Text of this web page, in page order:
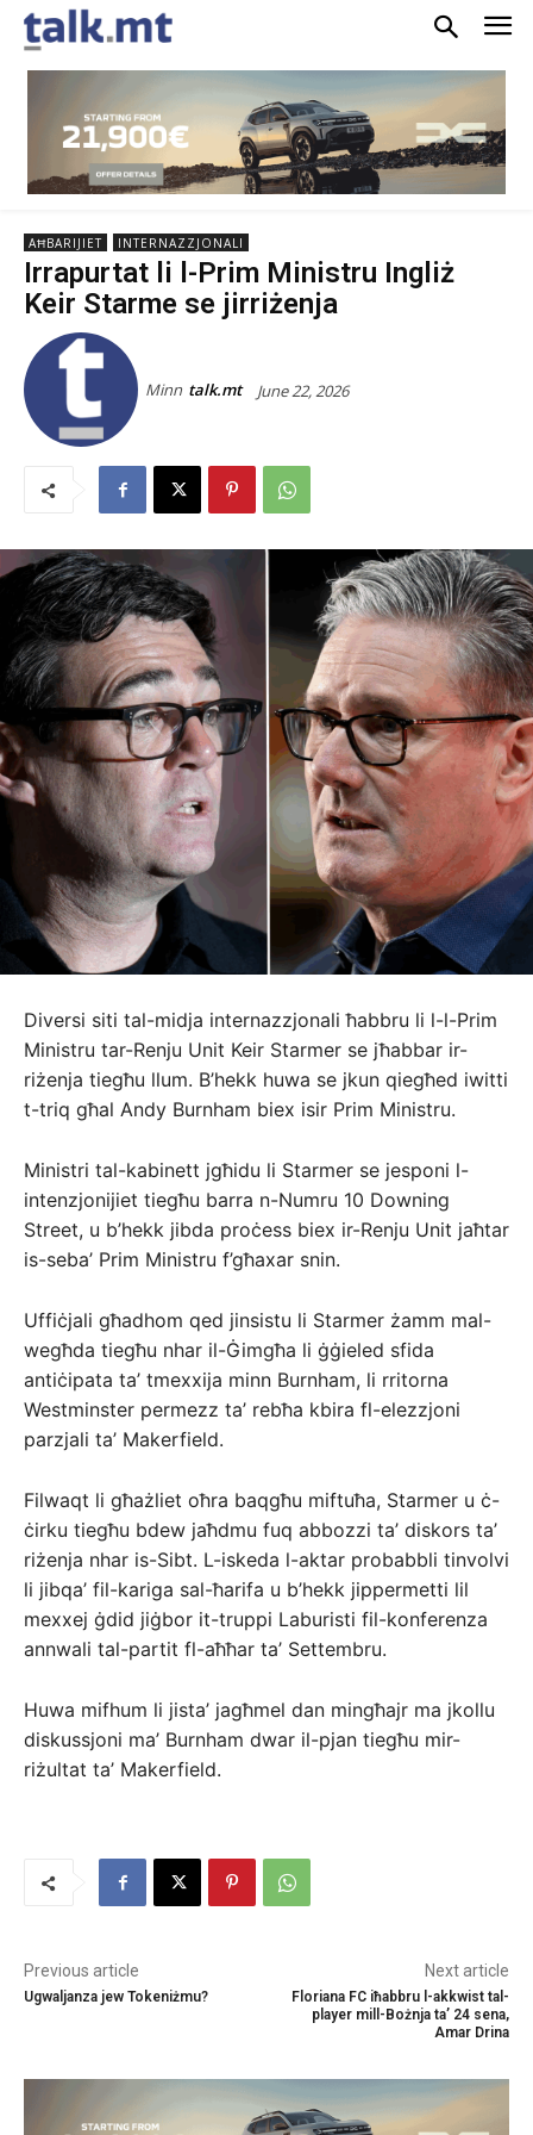
AĦBARIJIET INTERNAZZJONALI
Irrapurtat li l-Prim Ministru Ingliż
Keir Starme se jirriżenja
Minn talk.mt June 22, 2026
Diversi siti tal-midja internazzjonali ħabbru li l-l-Prim
Ministru tar-Renju Unit Keir Starmer se jħabbar ir-
riżenja tiegħu llum. B’hekk huwa se jkun qiegħed iwitti
t-triq għal Andy Burnham biex isir Prim Ministru.
Ministri tal-kabinett jgħidu li Starmer se jesponi l-
intenzjonijiet tiegħu barra n-Numru 10 Downing
Street, u b’hekk jibda proċess biex ir-Renju Unit jaħtar
is-seba’ Prim Ministru f’għaxar snin.
Uffiċjali għadhom qed jinsistu li Starmer żamm mal-
wegħda tiegħu nhar il-Ġimgħa li ġġieled sfida
antiċipata ta’ tmexxija minn Burnham, li rritorna
Westminster permezz ta’ rebħa kbira fl-elezzjoni
parzjali ta’ Makerfield.
Filwaqt li għażliet oħra baqgħu miftuħa, Starmer u ċ-
ċirku tiegħu bdew jaħdmu fuq abbozzi ta’ diskors ta’
riżenja nhar is-Sibt. L-iskeda l-aktar probabbli tinvolvi
li jibqa’ fil-kariga sal-ħarifa u b’hekk jippermetti lil
mexxej ġdid jiġbor it-truppi Laburisti fil-konferenza
annwali tal-partit fl-aħħar ta’ Settembru.
Huwa mifhum li jista’ jagħmel dan mingħajr ma jkollu
diskussjoni ma’ Burnham dwar il-pjan tiegħu mir-
riżultat ta’ Makerfield.
Previous article
Ugwaljanza jew Tokeniżmu?
Next article
Floriana FC iħabbru l-akkwist tal-
player mill-Bożnja ta’ 24 sena,
Amar Drina